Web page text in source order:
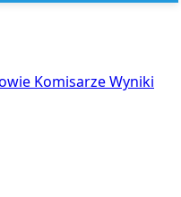
KomisarzeWyniki